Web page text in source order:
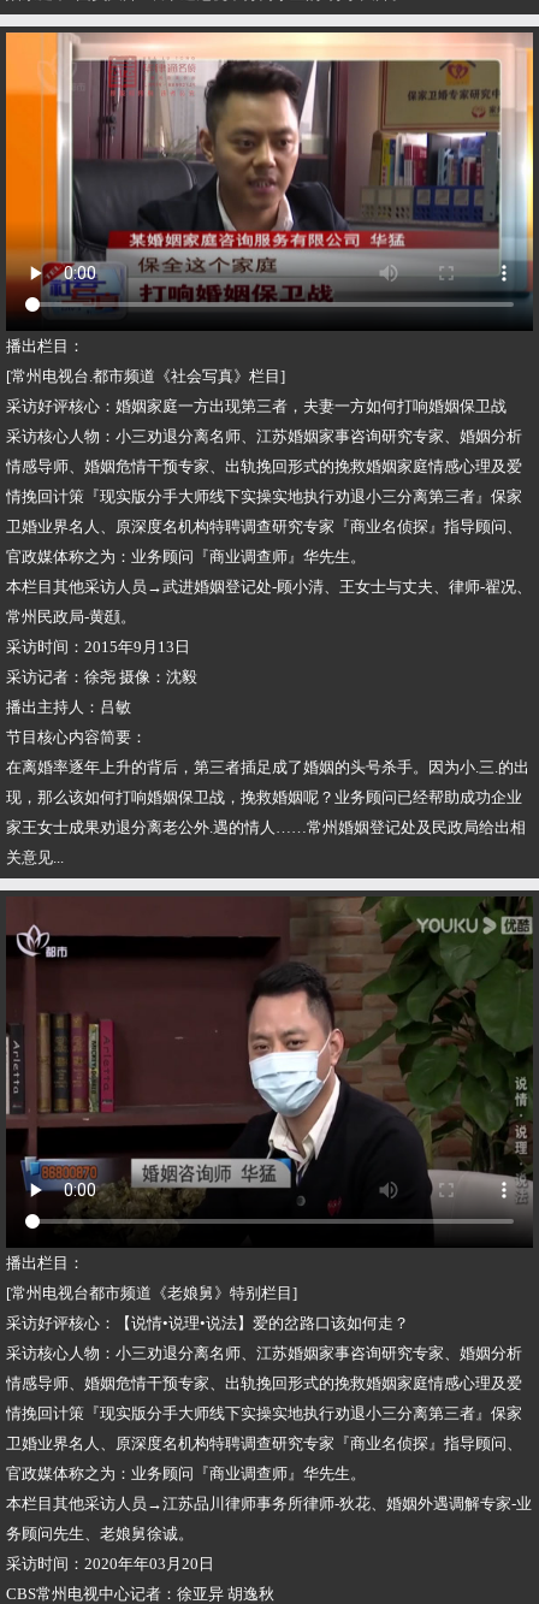
播出栏目：
[常州电视台.都市频道《社会写真》栏目]
采访好评核心：婚姻家庭一方出现第三者，夫妻一方如何打响婚姻保卫战
采访核心人物：小三劝退分离名师、江苏婚姻家事咨询研究专家、婚姻分析
情感导师、婚姻危情干预专家、出轨挽回形式的挽救婚姻家庭情感心理及爱
情挽回计策『现实版分手大师线下实操实地执行劝退小三分离第三者』保家
卫婚业界名人、原深度名机构特聘调查研究专家『商业名侦探』指导顾问、
官政媒体称之为：业务顾问『商业调查师』华先生。
本栏目其他采访人员→武进婚姻登记处-顾小清、王女士与丈夫、律师-翟况、
常州民政局-黄颋。
采访时间：2015年9月13日
采访记者：徐尧 摄像：沈毅
播出主持人：吕敏
节目核心内容简要：
在离婚率逐年上升的背后，第三者插足成了婚姻的头号杀手。因为小.三.的出
现，那么该如何打响婚姻保卫战，挽救婚姻呢？业务顾问已经帮助成功企业
家王女士成果劝退分离老公外.遇的情人……常州婚姻登记处及民政局给出相
关意见...
播出栏目：
[常州电视台都市频道《老娘舅》特别栏目]
采访好评核心：【说情•说理•说法】爱的岔路口该如何走？
采访核心人物：小三劝退分离名师、江苏婚姻家事咨询研究专家、婚姻分析
情感导师、婚姻危情干预专家、出轨挽回形式的挽救婚姻家庭情感心理及爱
情挽回计策『现实版分手大师线下实操实地执行劝退小三分离第三者』保家
卫婚业界名人、原深度名机构特聘调查研究专家『商业名侦探』指导顾问、
官政媒体称之为：业务顾问『商业调查师』华先生。
本栏目其他采访人员→江苏品川律师事务所律师-狄花、婚姻外遇调解专家-业
务顾问先生、老娘舅徐诚。
采访时间：2020年年03月20日
CBS常州电视中心记者：徐亚异 胡逸秋